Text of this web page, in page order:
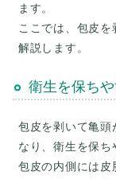
ます。
ここでは、包皮
衛生を保ち
包皮を剥いて亀頭
なり、衛生を保ち
包皮の内側には皮